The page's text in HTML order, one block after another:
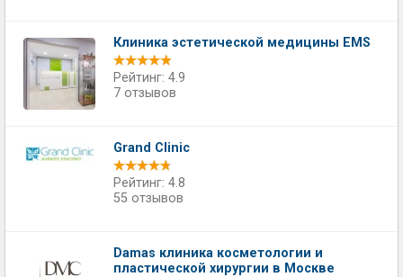
Клиника эстетической медицины EMS
Рейтинг: 4.9
7 отзывов
Grand Clinic
Рейтинг: 4.8
55 отзывов
Damas клиника косметологии и
пластической хирургии в Москве